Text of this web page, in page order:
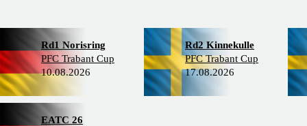
Rd1 Norisring
PFC Trabant Cup
10.08.2026
Rd2 Kinnekulle
PFC Trabant Cup
17.08.2026
EATC 26